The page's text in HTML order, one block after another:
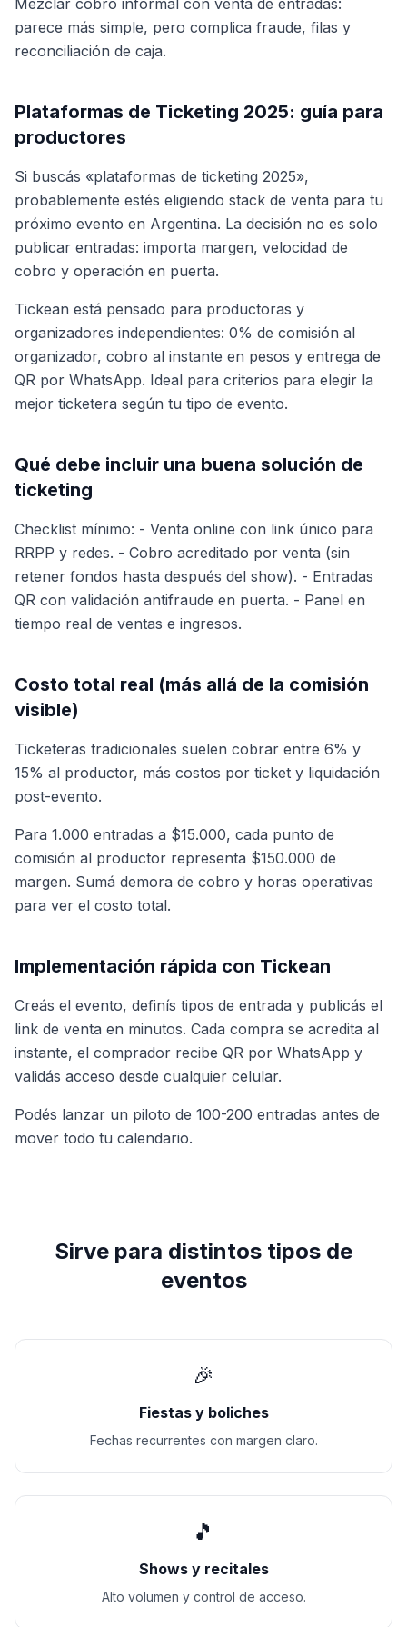
Mezclar cobro informal con venta de entradas:
parece más simple, pero complica fraude, filas y
reconciliación de caja.
Plataformas de Ticketing 2025: guía para
productores
Si buscás «plataformas de ticketing 2025»,
probablemente estés eligiendo stack de venta para tu
próximo evento en Argentina. La decisión no es solo
publicar entradas: importa margen, velocidad de
cobro y operación en puerta.
Tickean está pensado para productoras y
organizadores independientes: 0% de comisión al
organizador, cobro al instante en pesos y entrega de
QR por WhatsApp. Ideal para criterios para elegir la
mejor ticketera según tu tipo de evento.
Qué debe incluir una buena solución de
ticketing
Checklist mínimo: - Venta online con link único para
RRPP y redes. - Cobro acreditado por venta (sin
retener fondos hasta después del show). - Entradas
QR con validación antifraude en puerta. - Panel en
tiempo real de ventas e ingresos.
Costo total real (más allá de la comisión
visible)
Ticketeras tradicionales suelen cobrar entre 6% y
15% al productor, más costos por ticket y liquidación
post-evento.
Para 1.000 entradas a $15.000, cada punto de
comisión al productor representa $150.000 de
margen. Sumá demora de cobro y horas operativas
para ver el costo total.
Implementación rápida con Tickean
Creás el evento, definís tipos de entrada y publicás el
link de venta en minutos. Cada compra se acredita al
instante, el comprador recibe QR por WhatsApp y
validás acceso desde cualquier celular.
Podés lanzar un piloto de 100-200 entradas antes de
mover todo tu calendario.
Sirve para distintos tipos de
eventos
🎉
Fiestas y boliches
Fechas recurrentes con margen claro.
🎵
Shows y recitales
Alto volumen y control de acceso.